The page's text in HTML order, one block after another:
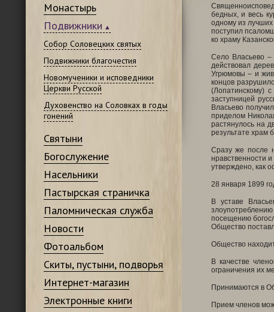
Монастырь
Подвижники
Собор Соловецких святых
Подвижники благочестия
Новомученики и исповедники
Церкви Русской
Духовенство на Соловках в годы
гонений
Святыни
Богослужение
Насельники
Пастырская страничка
Паломническая служба
Новости
Фотоальбом
Скиты, пустыни, подворья
Интернет-магазин
Электронные книги
бедных, и весь
одному из
поступил
ко храму
Село Власьево –
действовал
Угрюмовы – и
концов
(Лопатинскому)
заступницей
Власьево
приделом
растянулось на
результате храм
Сразу же после
нравственности
утверждено, как
28 января 1899
В уставе
посещению
Общество
Общество
В качестве
ограничения их
Принимаются в
Прием членов